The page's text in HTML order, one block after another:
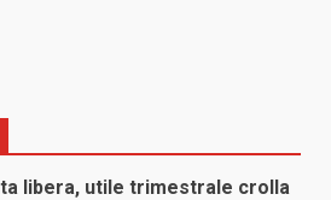
libera, utile trimestrale crolla